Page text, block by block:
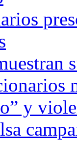
y